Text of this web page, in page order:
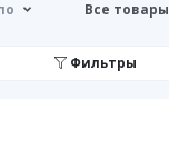
Все товары
Фильтры